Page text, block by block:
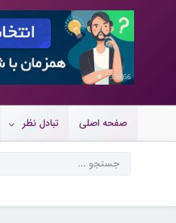
7358056
صفحه اصلی تبادل نظر